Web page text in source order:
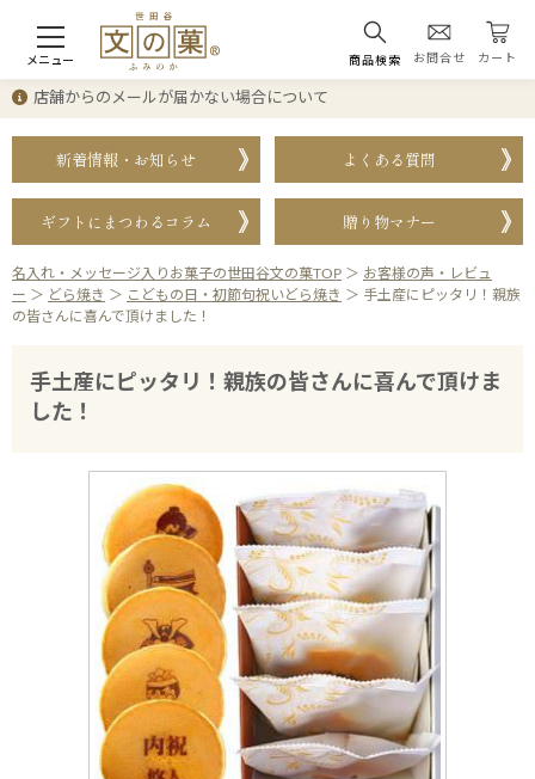
メニュー 商品検索 お問合せ カート
店舗からのメールが届かない場合について
新着情報・お知らせ よくある質問
ギフトにまつわるコラム 贈り物マナー
名入れ・メッセージ入りお菓子の世田谷文の菓TOP ＞ お客様の声・レビュ
ー ＞ どら焼き ＞ こどもの日・初節句祝いどら焼き ＞ 手土産にピッタリ！親族
の皆さんに喜んで頂けました！
手土産にピッタリ！親族の皆さんに喜んで頂けま
した！